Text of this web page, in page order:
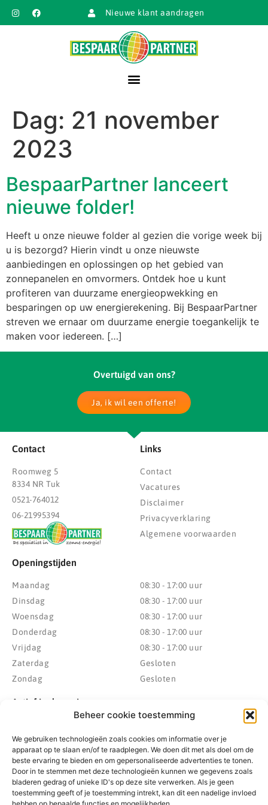
Beheer cookie toestemming
We gebruiken technologieën zoals cookies om informatie over je
apparaat op te slaan en/of te raadplegen. We doen dit met als doel om de
beste ervaring te bieden en om gepersonaliseerde advertenties te tonen.
Door in te stemmen met deze technologieën kunnen we gegevens zoals
bladeren gedrag of unieke ID's op deze site verwerken. Als je geen
toestemming geeft of je toestemming intrekt, kan dit een nadelige invloed
Nieuwe klant aandragen
Dag: 21 november
2023
BespaarPartner lanceert
nieuwe folder!
Heeft u onze nieuwe folder al gezien die vorige week bij
u is bezorgd? Hierin vindt u onze nieuwste
aanbiedingen en oplossingen op het gebied van
zonnepanelen en omvormers. Ontdek hoe u kunt
profiteren van duurzame energieopwekking en
besparingen op uw energierekening. Bij BespaarPartner
streven we ernaar om duurzame energie toegankelijk te
maken voor iedereen. […]
Overtuigd van ons?
Ja, ik wil een offerte!
Contact
Roomweg 5
8334 NR Tuk
0521-764012
06-21995394
Links
Contact
Vacatures
Disclaimer
Privacyverklaring
Algemene voorwaarden
Openingstijden
Maandag
Dinsdag
Woensdag
Donderdag
Vrijdag
Zaterdag
Zondag
08:30 - 17:00 uur
08:30 - 17:00 uur
08:30 - 17:00 uur
08:30 - 17:00 uur
08:30 - 17:00 uur
Gesloten
Gesloten
Actief in de regio
Gemeente Hoogeveen
Gemeente Meppel
Gemeente Midden-Drenthe
Gemeente Noordenveld
Gemeente Noordoostpolder
Gemeente De Wolden
Zwolle
Heerenveen
Kampen
Emmeloord